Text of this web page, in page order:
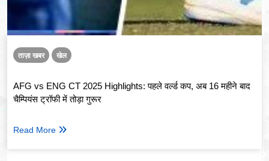
ताज़ा खबर खेल
AFG vs ENG CT 2025 Highlights: पहले वर्ल्ड कप, अब 16 महीने बाद
चैम्पियंस ट्रॉफी में तोड़ा गुरूर
Read More